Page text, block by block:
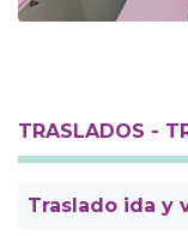
TRASLADOS -
Traslado ida y